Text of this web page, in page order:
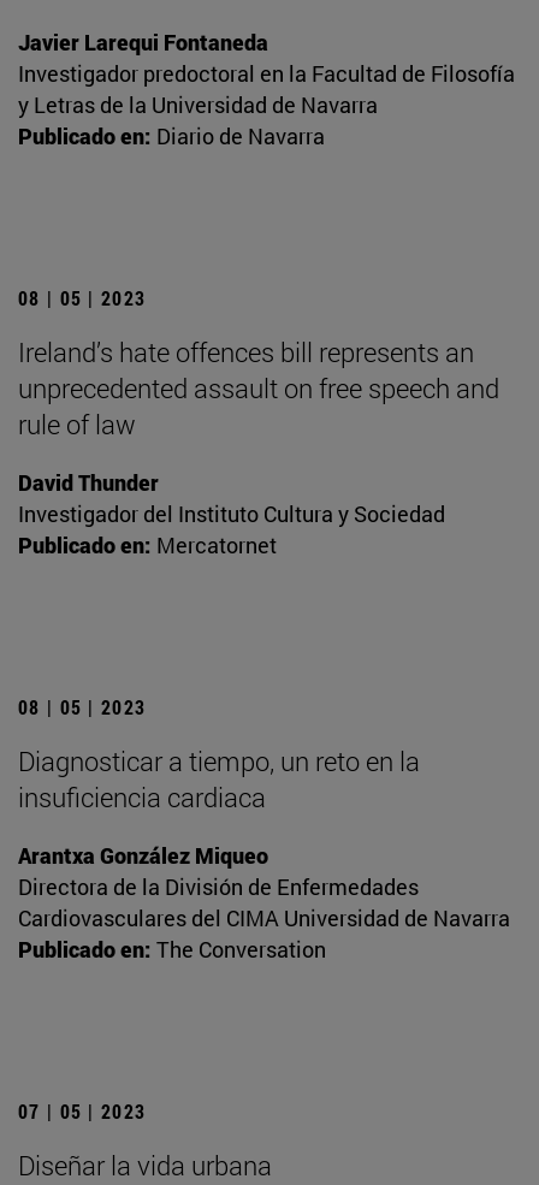
Javier Larequi Fontaneda
Investigador predoctoral en la Facultad de Filosofía
y Letras de la Universidad de Navarra
Publicado en: Diario de Navarra
08 | 05 | 2023
Ireland’s hate offences bill represents an
unprecedented assault on free speech and
rule of law
David Thunder
Investigador del Instituto Cultura y Sociedad
Publicado en: Mercatornet
08 | 05 | 2023
Diagnosticar a tiempo, un reto en la
insuficiencia cardiaca
Arantxa González Miqueo
Directora de la División de Enfermedades
Cardiovasculares del CIMA Universidad de Navarra
Publicado en: The Conversation
07 | 05 | 2023
Diseñar la vida urbana